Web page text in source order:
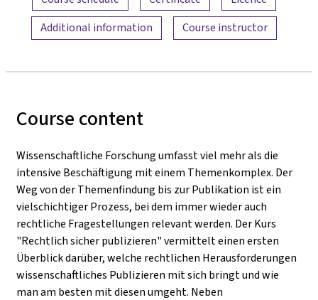
Additional information
Course instructor
Course content
Wissenschaftliche Forschung umfasst viel mehr als die
intensive Beschäftigung mit einem Themenkomplex. Der
Weg von der Themenfindung bis zur Publikation ist ein
vielschichtiger Prozess, bei dem immer wieder auch
rechtliche Fragestellungen relevant werden. Der Kurs
"Rechtlich sicher publizieren" vermittelt einen ersten
Überblick darüber, welche rechtlichen Herausforderungen
wissenschaftliches Publizieren mit sich bringt und wie
man am besten mit diesen umgeht. Neben